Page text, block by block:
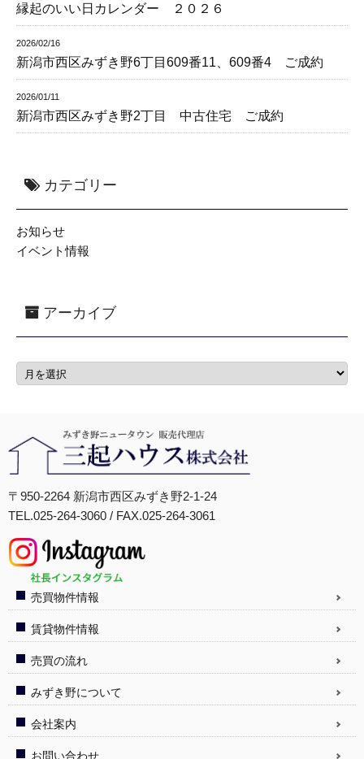
縁起のいい日カレンダー ２０２６
2026/02/16
新潟市西区みずき野6丁目609番11、609番4 ご成約
2026/01/11
新潟市西区みずき野2丁目 中古住宅 ご成約
カテゴリー
お知らせ
イベント情報
アーカイブ
〒950-2264 新潟市西区みずき野2-1-24
TEL.025-264-3060 / FAX.025-264-3061
売買物件情報
賃貸物件情報
売買の流れ
みずき野について
会社案内
お問い合わせ